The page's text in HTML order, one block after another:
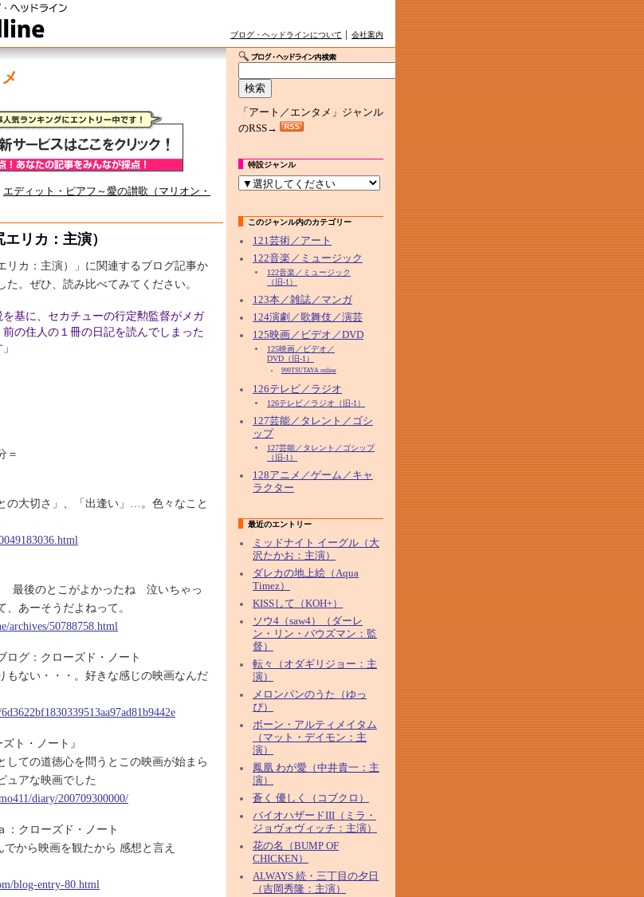
ブログ・ヘッドラインについて 会社案内
エディット・ピアフ～愛の讃歌（マリオン・
リカ：主演）
リカ：主演）」に関連するブログ記事か
。ぜひ、読み比べてみてください。
を基に、セカチューの行定勲監督がメガ
の住人の１冊の日記を読んでしまった
＝
の大切さ」、「出逢い」…。色々なこと
最後のとこがよかったね 泣いちゃっ
あーそうだよねって。
archives/50788758.html
ログ：クローズド・ノート
もない・・・。好きな感じの映画なんだ
ト・ノート』
しての道徳心を問うとこの映画が始まら
ュアな映画でした
diary/200709300000/
クローズド・ノート
から映画を観たから 感想と言え
blog-entry-80.html
「アート／エンタメ」ジャンル
のRSS→
特設ジャンル
このジャンル内のカテゴリー
121芸術／アート
122音楽／ミュージック
122音楽／ミュージック
（旧-1）
123本／雑誌／マンガ
124演劇／歌舞伎／演芸
125映画／ビデオ／DVD
125映画／ビデオ／
DVD（旧-1）
999TSUTAYA online
126テレビ／ラジオ
126テレビ／ラジオ（旧-1）
127芸能／タレント／ゴシ
ップ
127芸能／タレント／ゴシップ
（旧-1）
128アニメ／ゲーム／キャ
ラクター
最近のエントリー
ミッドナイト イーグル（大
沢たかお：主演）
ダレカの地上絵（Aqua
Timez）
KISSして（KOH+）
ソウ4（saw4）（ダーレ
ン・リン・バウズマン：監
督）
転々（オダギリジョー：主
演）
メロンパンのうた（ゆっ
ぴ）
ボーン・アルティメイタム
（マット・デイモン：主
演）
鳳凰 わが愛（中井貴一：主
演）
蒼く 優しく（コブクロ）
バイオハザードIII（ミラ・
ジョヴォヴィッチ：主演）
花の名（BUMP OF
CHICKEN）
ALWAYS 続・三丁目の夕日
（吉岡秀隆：主演）